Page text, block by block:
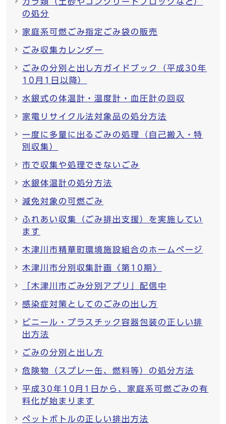
ガラ類（土砂やコンクリートブロックなど）
の処分
家庭系可燃ごみ指定ごみ袋の販売
ごみ収集カレンダー
ごみの分別と出し方ガイドブック（平成30年
10月1日以降）
水銀式の体温計・温度計・血圧計の回収
家電リサイクル法対象品の処分方法
一度に多量に出るごみの処理（自己搬入・特
別収集）
市で収集や処理できないごみ
水銀体温計の処分方法
減免対象の可燃ごみ
ふれあい収集（ごみ排出支援）を実施してい
ます
木津川市精華町環境施設組合のホームページ
木津川市分別収集計画《第10期》
「木津川市ごみ分別アプリ」配信中
感染症対策としてのごみの出し方
ビニール・プラスチック容器包装の正しい排
出方法
ごみの分別と出し方
危険物（スプレー缶、燃料等）の処分方法
平成30年10月1日から、家庭系可燃ごみの有
料化が始まります
ペットボトルの正しい排出方法